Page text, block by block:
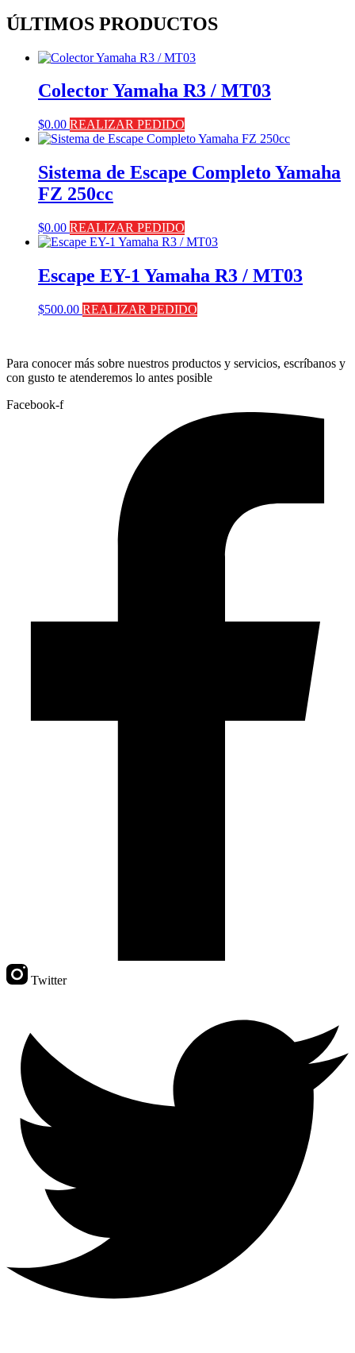
ÚLTIMOS PRODUCTOS
Colector Yamaha R3 / MT03
$0.00 REALIZAR PEDIDO
Sistema de Escape Completo Yamaha
FZ 250cc
$0.00 REALIZAR PEDIDO
Escape EY-1 Yamaha R3 / MT03
$500.00 REALIZAR PEDIDO
Para conocer más sobre nuestros productos y servicios, escríbanos y
con gusto te atenderemos lo antes posible
Facebook-f
Twitter